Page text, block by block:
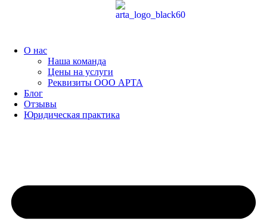
О нас
Наша команда
Цены на услуги
Реквизиты ООО АРТА
Блог
Отзывы
Юридическая практика